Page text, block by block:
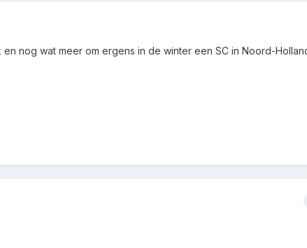
nog wat meer om ergens in de winter een SC in Noord-